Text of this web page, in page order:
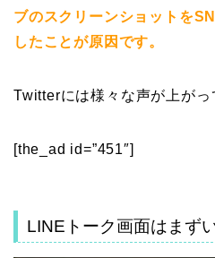
ブのスクリーンショットを
したことが原因です。
Twitterには様々な声が上がっ
[the_ad id=”451″]
LINEトーク画面はまず